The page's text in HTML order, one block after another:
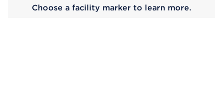
Choose a facility marker to learn more.